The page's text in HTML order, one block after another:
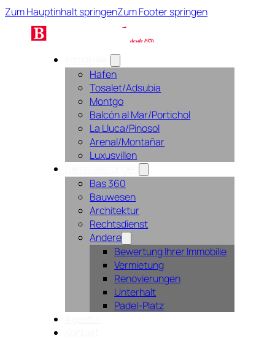
Zum Hauptinhalt springenZum Footer springen
Immobilien
Hafen
Tosalet/Adsubia
Montgo
Balcón al Mar/Portichol
La Lluca/Pinosol
Arenal/Montañar
Luxusvillen
Dienstleistungen
Bas 360
Bauwesen
Architektur
Rechtsdienst
Andere
Bewertung Ihrer Immobilie
Vermietung
Renovierungen
Unterhalt
Padel-Platz